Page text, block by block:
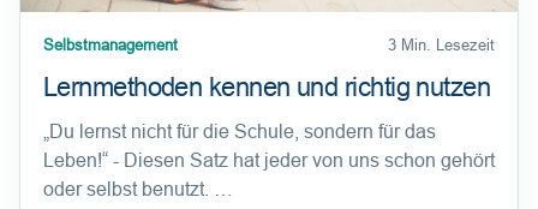
Selbstmanagement 3 Min. Lesezeit
Lernmethoden kennen und richtig nutzen
„Du lernst nicht für die Schule, sondern für das
Leben!“ - Diesen Satz hat jeder von uns schon gehört
oder selbst benutzt. …